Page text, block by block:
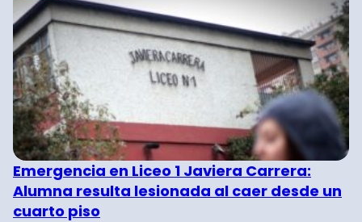
Emergencia en Liceo 1 Javiera Carrera:
Alumna resulta lesionada al caer desde un
cuarto piso